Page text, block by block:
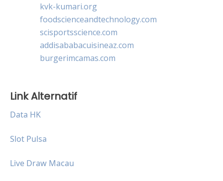
kvk-kumari.org
foodscienceandtechnology.com
scisportsscience.com
addisababacuisineaz.com
burgerimcamas.com
Link Alternatif
Data HK
Slot Pulsa
Live Draw Macau